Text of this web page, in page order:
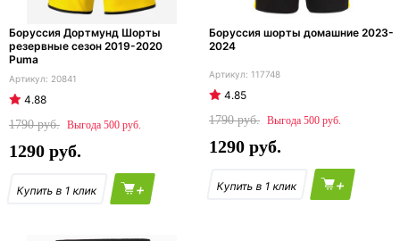
Боруссия Дортмунд Шорты
резервные сезон 2019-2020
Puma
20841
4.88
1790
500
1290
+
Боруссия шорты домашние 2023-
2024
117748
4.85
1790
500
1290
+